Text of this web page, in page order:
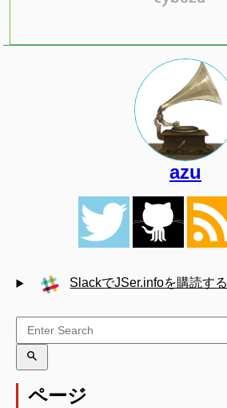
azu
SlackでJSer.infoを購読する
ページ